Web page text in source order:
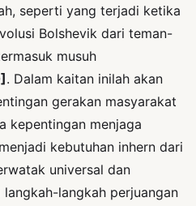
seperti yang terjadi ketika
Bolshevik dari teman-
musuh
. Dalam kaitan inilah akan
gerakan masyarakat
kepentingan menjaga
kebutuhan inhern dari
universal dan
langkah perjuangan